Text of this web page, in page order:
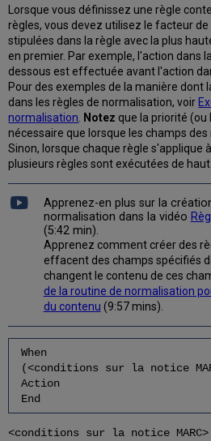
Lorsque vous définissez une règle
règles, vous devez utilisez le facteur
stipulées dans la règle avec la plus
en premier. Par exemple, l'action dans
dessous est effectuée avant l'action
Pour des exemples de la manière dont
dans les règles de normalisation, voir
normalisation
Notez que la priorité
nécessaire que lorsque les champs des
Sinon, lorsque chaque règle s'applique
plusieurs règles sont exécutées de haut
Apprenez-en plus sur la
normalisation dans la vidéo
(5:42 min).
Apprenez comment créer des
effacent des champs spécifiés
changent le contenu de ces
de la routine de normalisation
du contenu (9:57 mins).
When
(<conditions sur la notice
Action
End
<conditions sur la notice MARC>